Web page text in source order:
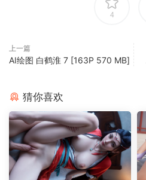
4
上一篇
AI绘图 白鹤淮 7 [163P 570 MB]
猜你喜欢